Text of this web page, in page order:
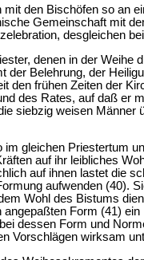
den Bischöfen so an
Gemeinschaft mit
desgleichen
denen in der
der Belehrung, der
den frühen Zeiten der
des Rates, auf daß er
siebzig weisen Männer
gleichen Priestertum
auf ihr leibliches
auf ihnen lastet die
aufwenden (40).
Wohl des Bistums
Form (41)
dessen Form und
Vorschlägen wirksam